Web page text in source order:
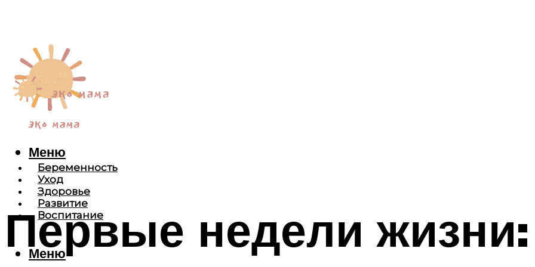
Беременность
Уход
Здоровье
Развитие
Воспитание
Меню
Меню
Первые недели